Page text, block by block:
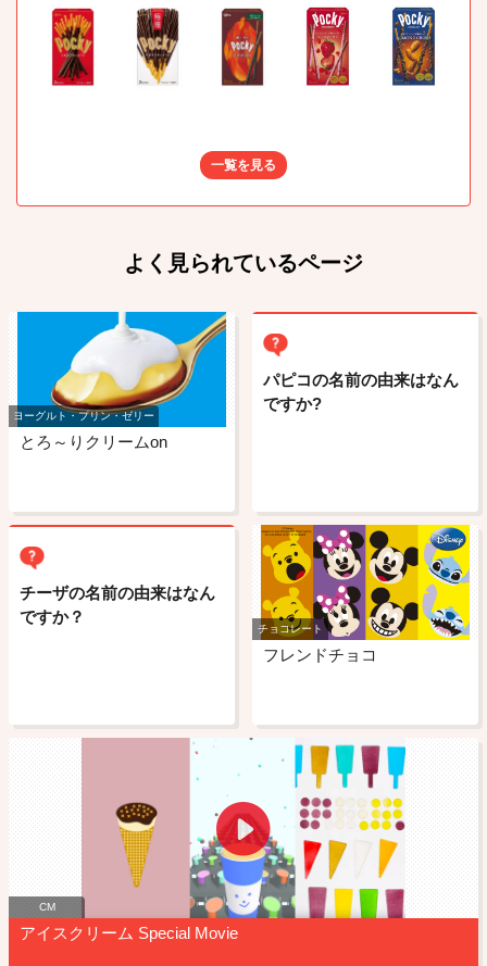
一覧を見る
よく見られているページ
ヨーグルト・プリン・ゼリー
とろ～りクリームon
パピコの名前の由来はなん
ですか?
チーザの名前の由来はなん
ですか？
チョコレート
フレンドチョコ
CM
アイスクリーム Special Movie